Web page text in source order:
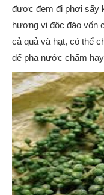
được đem đi phơi sấy
hương vị độc đáo vốn
cả quả và hạt, có thể
để pha nước chấm